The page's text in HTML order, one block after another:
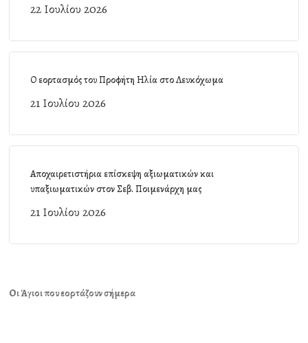
22 Ιουλίου 2026
Ο εορτασμός του Προφήτη Ηλία στο Λευκόχωμα
21 Ιουλίου 2026
Αποχαιρετιστήρια επίσκεψη αξιωματικών και
υπαξιωματικών στον Σεβ. Ποιμενάρχη μας
21 Ιουλίου 2026
Οι Άγιοι που εορτάζουν σήμερα